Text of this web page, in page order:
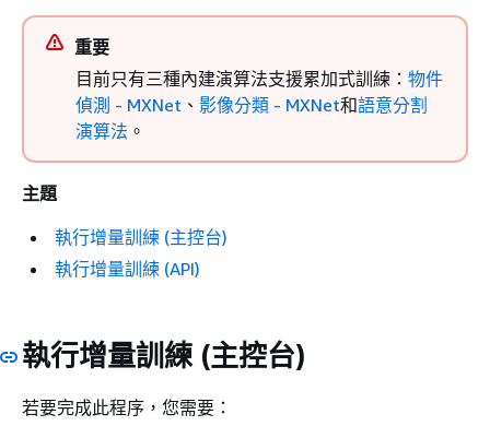
重要
目前只有三種內建演算法支援累加式訓練： 物件
偵測 - MXNet 、 影像分類 - MXNet和語意分割
演算法 。
主題
執行增量訓練 (主控台)
執行增量訓練 (API)
執行增量訓練 (主控台)
若要完成此程序，您需要：